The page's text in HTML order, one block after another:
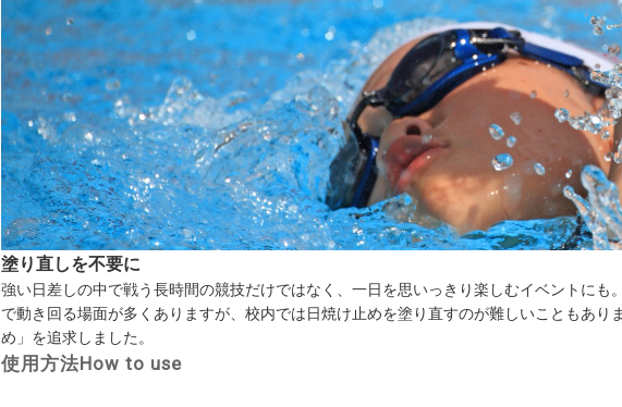
塗り直しを不要に
強い日差しの中で戦う長時間の競技だけではなく、一日を思いっきり楽しむイベントに
で動き回る場面が多くありますが、校内では日焼け止めを塗り直すのが難しいこともあ
め」を追求しました。
使用方法How to use